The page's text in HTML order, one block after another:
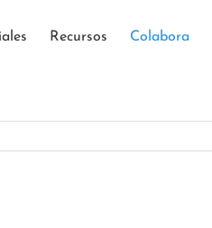
Recursos Colabora